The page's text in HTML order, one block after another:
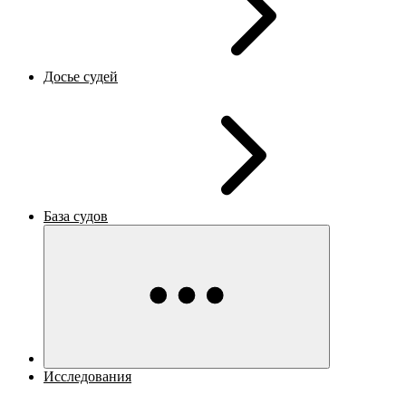
Досье судей
База судов
Исследования